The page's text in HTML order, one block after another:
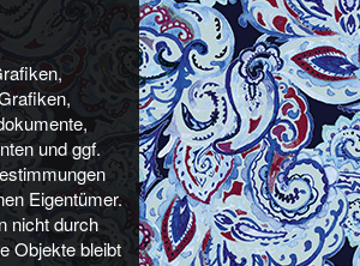
und ggf.
Eigentümer.
nicht durch
Objekte bleibt